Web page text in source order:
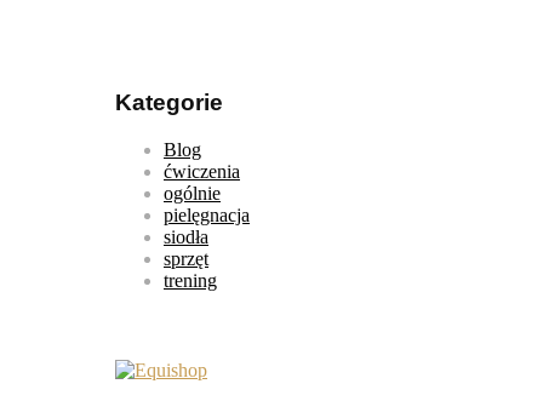
Kategorie
Blog
ćwiczenia
ogólnie
pielęgnacja
siodła
sprzęt
trening